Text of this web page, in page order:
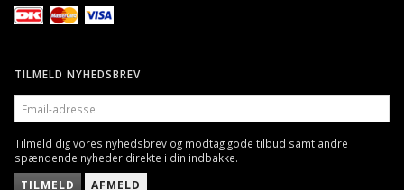
TILMELD NYHEDSBREV
EMAIL-
ADRESSE
Tilmeld dig vores nyhedsbrev og modtag gode tilbud samt andre
spændende nyheder direkte i din indbakke.
TILMELD AFMELD